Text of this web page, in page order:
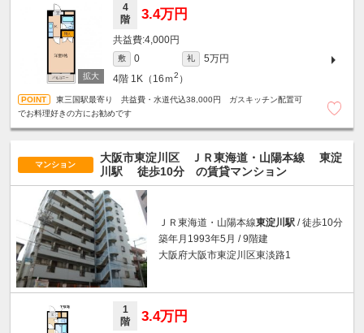
4
階
3.4万円
4,000円
敷 0 礼
5万円
4階 1K（16ｍ2 ）
東三国駅最寄り 共益費・水道代込38,000円 ガスキッチン配置可
でお料理好きの方にお勧めです
マンション
大阪市東淀川区 ＪＲ東海道・山陽本線
東淀
川駅
徒歩10分 の賃貸マンション
ＪＲ東海道・山陽本線東淀川駅 / 徒歩10分
築年月1993年5月 / 9階建
大阪府大阪市東淀川区東淡路1
1
階
3.4万円